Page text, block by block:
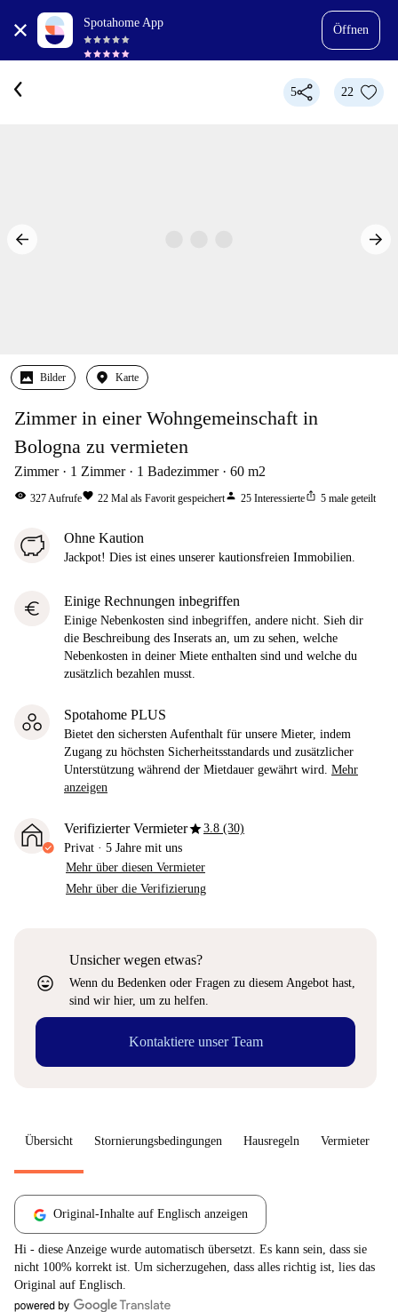
Spotahome App
Öffnen
5 22
Bilder Karte
Zimmer in einer Wohngemeinschaft in
Bologna zu vermieten
Zimmer 1 Zimmer 1 Badezimmer 60 m2
visibility 327Aufrufefavorite 22 Mal als Favorit gespeichertperson 25 Interessierteios_share 5 male geteilt
Ohne Kaution
Jackpot! Dies ist eines unserer kautionsfreien Immobilien.
euro Einige Rechnungen inbegriffen
Einige Nebenkosten sind inbegriffen, andere nicht. Sieh dir
die Beschreibung des Inserats an, um zu sehen, welche
Nebenkosten in deiner Miete enthalten sind und welche du
zusätzlich bezahlen musst.
Spotahome PLUS
Bietet den sichersten Aufenthalt für unsere Mieter, indem
Zugang zu höchsten Sicherheitsstandards und zusätzlicher
Unterstützung während der Mietdauer gewährt wird. Mehr
anzeigen
Verifizierter Vermieterstar3.8 (30)
Privat · 5 Jahre mit uns
Mehr über diesen Vermieter
Mehr über die Verifizierung
sentiment_very_satisfied
Unsicher wegen etwas?
Wenn du Bedenken oder Fragen zu diesem Angebot hast,
sind wir hier, um zu helfen.
Kontaktiere unser Team
Übersicht Stornierungsbedingungen Hausregeln Vermieter
Original-Inhalte auf Englisch anzeigen
Hi - diese Anzeige wurde automatisch übersetzt. Es kann sein, dass sie
nicht 100% korrekt ist. Um sicherzugehen, dass alles richtig ist, lies das
Original auf Englisch.